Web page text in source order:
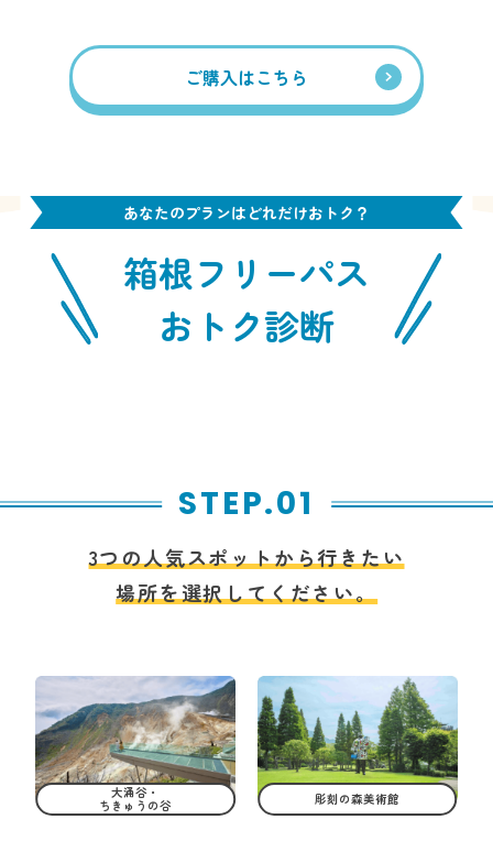
ご購入はこちら
あなたのプランはどれだけおトク？
箱根フリーパス
おトク診断
STEP.01
3つの人気スポットから行きたい
場所を選択してください。
大涌谷・
ちきゅうの谷
彫刻の森美術館